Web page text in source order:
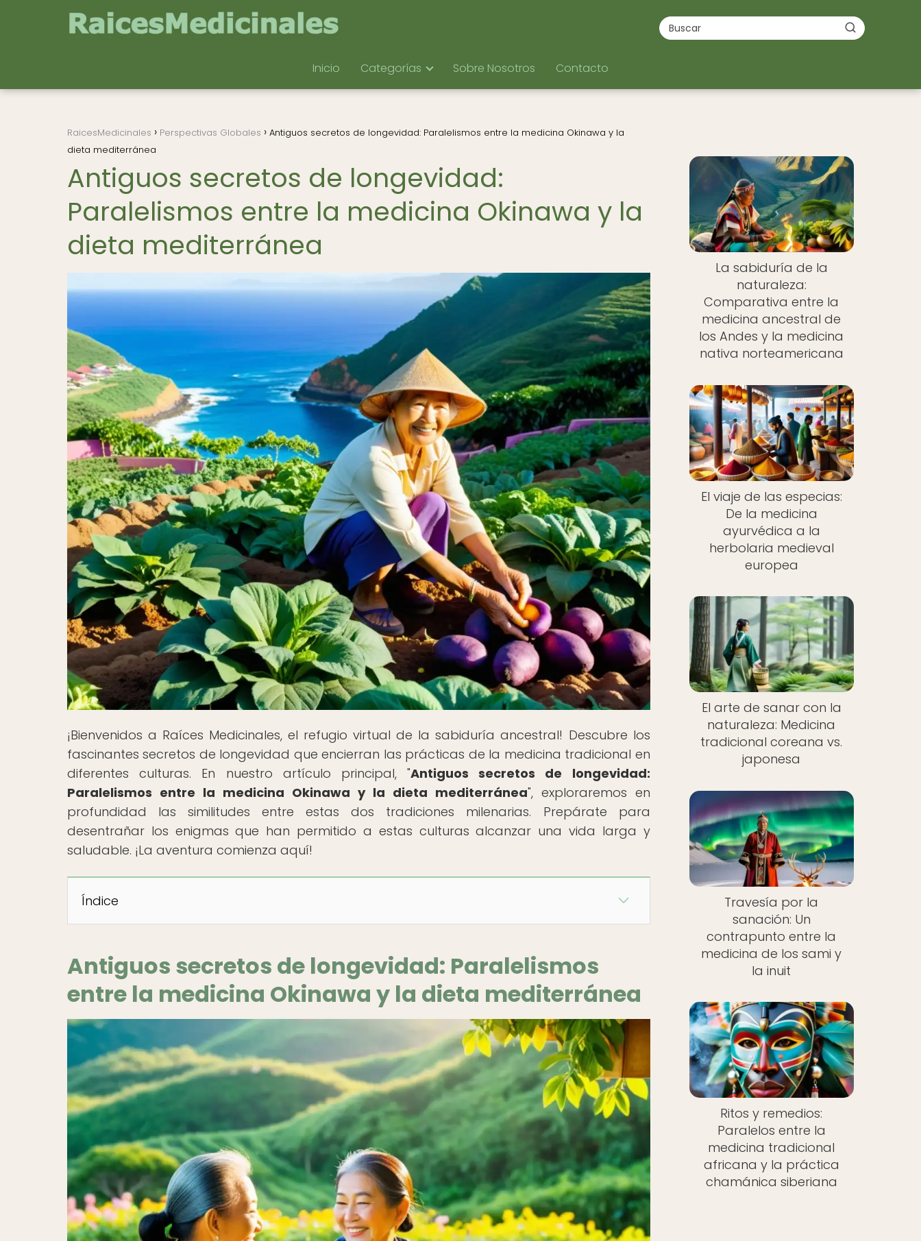
Inicio Categorías Sobre Nosotros Contacto
RaicesMedicinales Perspectivas Globales
Antiguos secretos de longevidad: Paralelismos entre la medicina Okinawa y la
dieta mediterránea
Antiguos secretos de longevidad:
Paralelismos entre la medicina Okinawa y la
dieta mediterránea
¡Bienvenidos a Raíces Medicinales, el refugio virtual de la sabiduría ancestral! Descubre los
fascinantes secretos de longevidad que encierran las prácticas de la medicina tradicional en
diferentes culturas. En nuestro artículo principal, "Antiguos secretos de longevidad:
Paralelismos entre la medicina Okinawa y la dieta mediterránea", exploraremos en
profundidad las similitudes entre estas dos tradiciones milenarias. Prepárate para
desentrañar los enigmas que han permitido a estas culturas alcanzar una vida larga y
saludable. ¡La aventura comienza aquí!
Índice
Antiguos secretos de longevidad: Paralelismos
entre la medicina Okinawa y la dieta mediterránea
La sabiduría de la
naturaleza:
Comparativa entre la
medicina ancestral de
los Andes y la medicina
nativa norteamericana
El viaje de las especias:
De la medicina
ayurvédica a la
herbolaria medieval
europea
El arte de sanar con la
naturaleza: Medicina
tradicional coreana vs.
japonesa
Travesía por la
sanación: Un
contrapunto entre la
medicina de los sami y
la inuit
Ritos y remedios:
Paralelos entre la
medicina tradicional
africana y la práctica
chamánica siberiana